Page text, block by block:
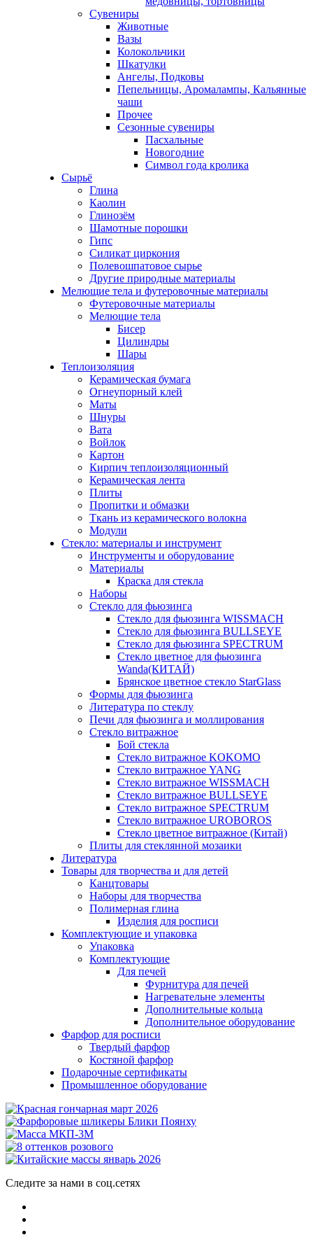
Сувениры
Животные
Вазы
Колокольчики
Шкатулки
Ангелы, Подковы
Пепельницы, Аромалампы, Кальянные
чаши
Прочее
Сезонные сувениры
Пасхальные
Новогодние
Символ года кролика
Сырьё
Глина
Каолин
Глинозём
Шамотные порошки
Гипс
Силикат циркония
Полевошпатовое сырье
Другие природные материалы
Мелющие тела и футеровочные материалы
Футеровочные материалы
Мелющие тела
Бисер
Цилиндры
Шары
Теплоизоляция
Керамическая бумага
Огнеупорный клей
Маты
Шнуры
Вата
Войлок
Картон
Кирпич теплоизоляционный
Керамическая лента
Плиты
Пропитки и обмазки
Ткань из керамического волокна
Модули
Стекло: материалы и инструмент
Инструменты и оборудование
Материалы
Краска для стекла
Наборы
Стекло для фьюзинга
Стекло для фьюзинга WISSMACH
Стекло для фьюзинга BULLSEYE
Стекло для фьюзинга SPECTRUM
Стекло цветное для фьюзинга
Wanda(КИТАЙ)
Брянское цветное стекло StarGlass
Формы для фьюзинга
Литература по стеклу
Печи для фьюзинга и моллирования
Стекло витражное
Бой стекла
Стекло витражное KOKOMO
Стекло витражное YANG
Стекло витражное WISSMACH
Стекло витражное BULLSEYE
Стекло витражное SPECTRUM
Стекло витражное UROBOROS
Стекло цветное витражное (Китай)
Плиты для стеклянной мозаики
Литература
Товары для творчества и для детей
Канцтовары
Наборы для творчества
Полимерная глина
Изделия для росписи
Комплектующие и упаковка
Упаковка
Комплектующие
Для печей
Фурнитура для печей
Нагревательне элементы
Дополнительные кольца
Дополнительное оборудование
Фарфор для росписи
Твердый фарфор
Костяной фарфор
Подарочные сертификаты
Промышленное оборудование
Следите за нами в соц.сетях